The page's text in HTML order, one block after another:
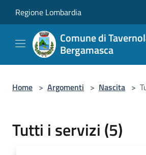
Regione Lombardia
Comune di
Bergamasca
Home > Argomenti > Nascita >
Tutti i servizi (5)